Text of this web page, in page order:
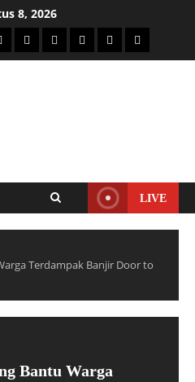
8, 2026
LIVE
Terdampak Banjir Door to
Bantu Warga